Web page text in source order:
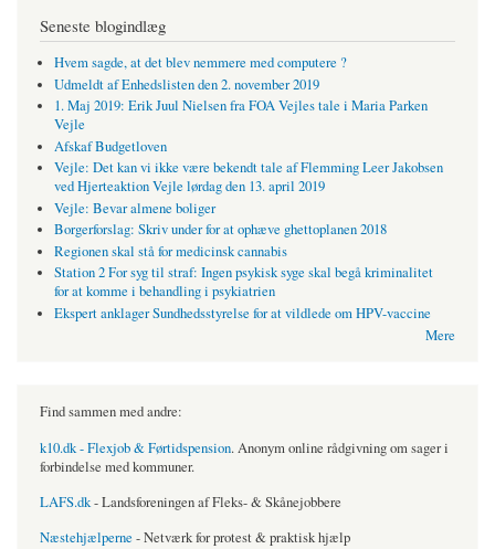
Seneste blogindlæg
Hvem sagde, at det blev nemmere med computere ?
Udmeldt af Enhedslisten den 2. november 2019
1. Maj 2019: Erik Juul Nielsen fra FOA Vejles tale i Maria Parken
Vejle
Afskaf Budgetloven
Vejle: Det kan vi ikke være bekendt tale af Flemming Leer Jakobsen
ved Hjerteaktion Vejle lørdag den 13. april 2019
Vejle: Bevar almene boliger
Borgerforslag: Skriv under for at ophæve ghettoplanen 2018
Regionen skal stå for medicinsk cannabis
Station 2 For syg til straf: Ingen psykisk syge skal begå kriminalitet
for at komme i behandling i psykiatrien
Ekspert anklager Sundhedsstyrelse for at vildlede om HPV-vaccine
Mere
Find sammen med andre:
k10.dk - Flexjob & Førtidspension. Anonym online rådgivning om sager i
forbindelse med kommuner.
LAFS.dk- Landsforeningen af Fleks- & Skånejobbere
Næstehjælperne - Netværk for protest & praktisk hjælp